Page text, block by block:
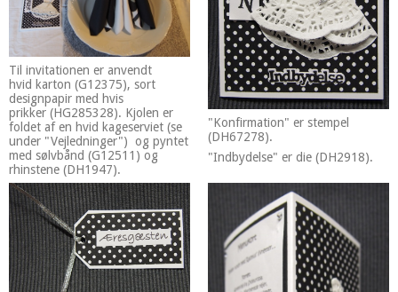
Til invitationen er anvendt
hvid karton (G12375), sort
designpapir med hvis
prikker (HG285328). Kjolen er
foldet af en hvid kageserviet (se
under "Vejledninger") og pyntet
med sølvbånd (G12511) og
rhinstene (DH1947).
"Konfirmation" er stempel
(DH67278).
"Indbydelse" er die (DH2918).